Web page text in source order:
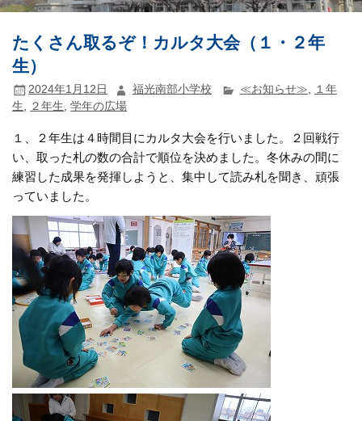
たくさん取るぞ！カルタ大会（１・２年
生）
2024年1月12日 福光南部小学校 ≪お知らせ≫, １年
生
２年生 ,学年の広場
１、２年生は４時間目にカルタ大会を行いました。２回戦行
い、取った札の数の合計で順位を決めました。冬休みの間に
練習した成果を発揮しようと、集中して読み札を聞き、頑張
っていました。